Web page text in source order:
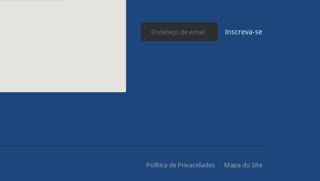
Inscreva-se
Política de Privacidades Mapa do Site